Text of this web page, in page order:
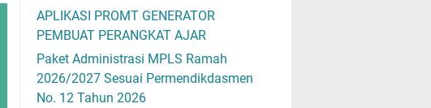
APLIKASI PROMT GENERATOR
PEMBUAT PERANGKAT AJAR
Paket Administrasi MPLS Ramah
2026/2027 Sesuai Permendikdasmen
No. 12 Tahun 2026